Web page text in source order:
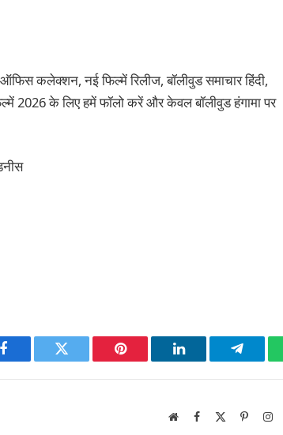
कलेक्शन, नई फिल्में रिलीज, बॉलीवुड समाचार हिंदी,
2026 के लिए हमें फॉलो करें और केवल बॉलीवुड हंगामा पर
Facebook Twitter Pinterest LinkedIn
WebsiteFacebook Pinterest